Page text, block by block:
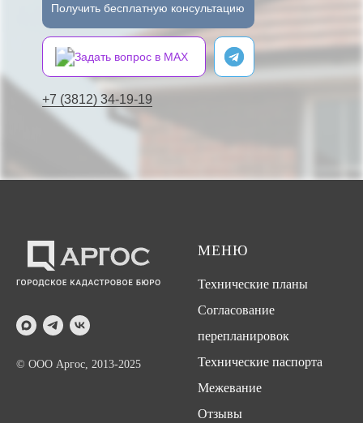
Получить бесплатную консультацию
+7 (3812) 34-19-19
Задать вопрос в MAX
© ООО Аргос, 2013-2025
МЕНЮ
Технические планы
Согласование
перепланировок
Технические паспорта
Межевание
Отзывы